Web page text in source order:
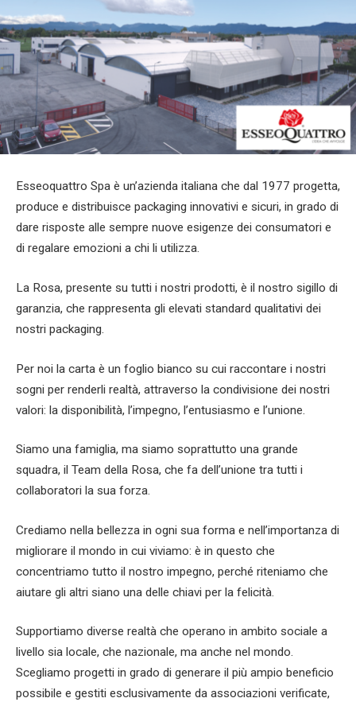
Esseoquattro Spa è un’azienda italiana che dal 1977 progetta,
produce e distribuisce packaging innovativi e sicuri, in grado di
dare risposte alle sempre nuove esigenze dei consumatori e
di regalare emozioni a chi li utilizza.
La Rosa, presente su tutti i nostri prodotti, è il nostro sigillo di
garanzia, che rappresenta gli elevati standard qualitativi dei
nostri packaging.
Per noi la carta è un foglio bianco su cui raccontare i nostri
sogni per renderli realtà, attraverso la condivisione dei nostri
valori: la disponibilità, l’impegno, l’entusiasmo e l’unione.
Siamo una famiglia, ma siamo soprattutto una grande
squadra, il Team della Rosa, che fa dell’unione tra tutti i
collaboratori la sua forza.
Crediamo nella bellezza in ogni sua forma e nell’importanza di
migliorare il mondo in cui viviamo: è in questo che
concentriamo tutto il nostro impegno, perché riteniamo che
aiutare gli altri siano una delle chiavi per la felicità.
Supportiamo diverse realtà che operano in ambito sociale a
livello sia locale, che nazionale, ma anche nel mondo.
Scegliamo progetti in grado di generare il più ampio beneficio
possibile e gestiti esclusivamente da associazioni verificate,